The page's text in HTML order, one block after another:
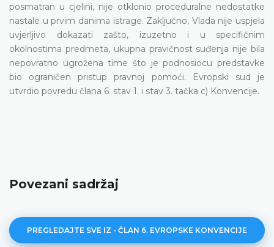
posmatran u cjelini, nije otklonio proceduralne nedostatke
nastale u prvim danima istrage. Zaključno, Vlada nije uspjela
uvjerljivo dokazati zašto, izuzetno i u specifičnim
okolnostima predmeta, ukupna pravičnost suđenja nije bila
nepovratno ugrožena time što je podnosiocu predstavke
bio ograničen pristup pravnoj pomoći. Evropski sud je
utvrdio povredu člana 6. stav 1. i stav 3. tačka c) Konvencije.
Povezani sadržaj
PREGLEDAJTE SVE IZ - ČLAN 6. EVROPSKE KONVENCIJE